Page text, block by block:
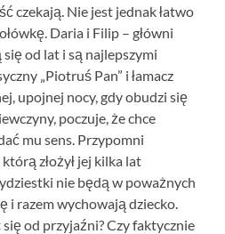
czekają. Nie jest jednak łatwo
Daria i Filip – główni
od lat i są najlepszymi
„Piotruś Pan” i łamacz
upojnej nocy, gdy obudzi się
poczuje, że chce
mu sens. Przypomni
złożył jej kilka lat
nie będą w poważnych
i razem wychowają dziecko.
się od przyjaźni? Czy faktycznie